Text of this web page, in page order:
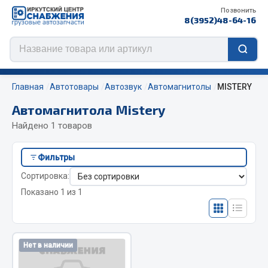
Позвонить
8(3952)48-64-16
Цепи противоскольжения
ЦЕПИ РОССИЯ
ЦЕПИ BOHU (Китай)
Изготовление цепей на колеса BOHU
Весь раздел
Главная Автотовары Автозвук Автомагнитолы MISTERY
Автомагнитола Mistery
Найдено 1 товаров
Фильтры
Сортировка:
Показано 1 из 1
Нет в наличии